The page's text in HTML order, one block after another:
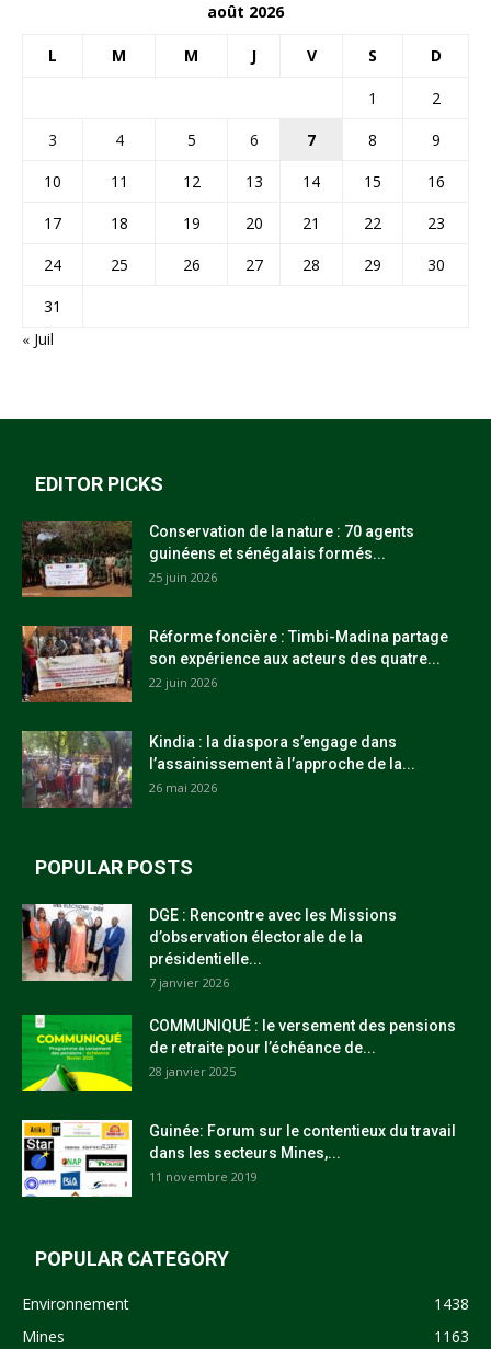
août 2026
L M M J V S D
1
2
3
4 5 6 7 8
9
10
11 12 13 14 15
16
17
18 19 20 21 22
23
24
25 26 27 28 29
30
31
« Juil
EDITOR PICKS
Conservation de la nature : 70 agents
guinéens et sénégalais formés...
25 juin 2026
Réforme foncière : Timbi-Madina partage
son expérience aux acteurs des quatre...
22 juin 2026
Kindia : la diaspora s’engage dans
l’assainissement à l’approche de la...
26 mai 2026
POPULAR POSTS
DGE : Rencontre avec les Missions
d’observation électorale de la
présidentielle...
7 janvier 2026
COMMUNIQUÉ : le versement des pensions
de retraite pour l’échéance de...
28 janvier 2025
Guinée: Forum sur le contentieux du travail
dans les secteurs Mines,...
11 novembre 2019
POPULAR CATEGORY
Environnement
1438
Mines
1163